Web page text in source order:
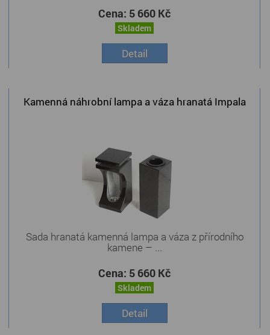
Cena: 5 660 Kč
Skladem
Detail
Kamenná náhrobní lampa a váza hranatá Impala
Sada hranatá kamenná lampa a váza z přírodního
kamene – ...
Cena: 5 660 Kč
Skladem
Detail